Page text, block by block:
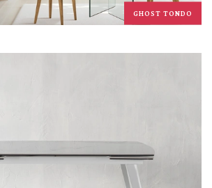
GHOST TONDO